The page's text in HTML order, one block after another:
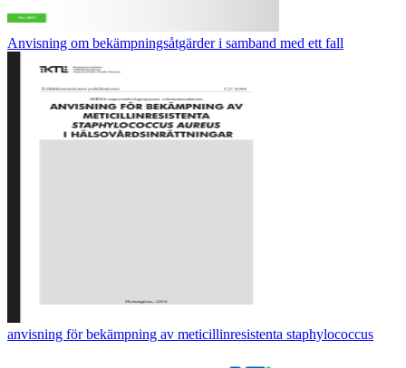
Anvisning om bekämpningsåtgärder i samband med ett fall
anvisning för bekämpning av meticillinresistenta staphylococcus